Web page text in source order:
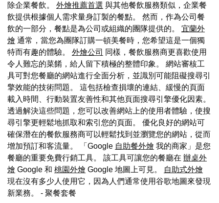
除企業餐飲。 外燴推薦首選 與其他餐飲服務類似，企業餐
飲提供根據個人需求量身訂製的餐點。 然而，作為公司餐
飲的一部分，餐點是為公司或組織的團隊提供的。 宜蘭外
燴 通常，當您為團隊訂購一頓美餐時，您希望這是一個獨
特而有趣的體驗。 外燴公司 同樣，餐飲服務商更喜歡使用
令人難忘的菜餚，給人留下積極的整體印象。 網站審核工
具可對您餐廳的網站進行全面分析，並識別可能阻礙搜尋引
擎效能的技術問題。 這包括檢查損壞的連結、緩慢的頁面
載入時間、行動裝置友善性和其他頁面搜尋引擎優化因素。
透過解決這些問題，您可以改善網站上的使用者體驗，使搜
尋引擎更輕鬆地抓取和索引您的頁面。 優化良好的網站可
確保潛在的餐飲服務商可以輕鬆找到並瀏覽您的網站，從而
增加預訂和客流量。 「Google 自助餐外燴 我的商家」是您
餐廳的重要免費行銷工具。 該工具可讓您的餐廳在 辦桌外
燴 Google 和 桃園外燴 Google 地圖上可見。
自助式外燴
現在沒有多少人使用它，因為人們通常使用谷歌地圖來發現
新業務。 - 聚餐套餐